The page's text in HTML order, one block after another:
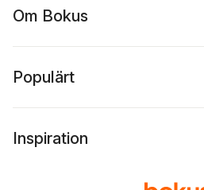
Om Bokus
Populärt
Inspiration